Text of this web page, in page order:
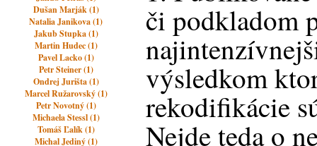
Dušan Marják (1)
Natalia Janikova (1)
Jakub Stupka (1)
Martin Hudec (1)
Pavel Lacko (1)
Petr Steiner (1)
Ondrej Jurišta (1)
Marcel Ružarovský (1)
Petr Novotný (1)
Michaela Stessl (1)
Tomáš Ľalík (1)
Michal Jediný (1)
či podkladom
výsledkom
rekodifikácie
Nejde teda o